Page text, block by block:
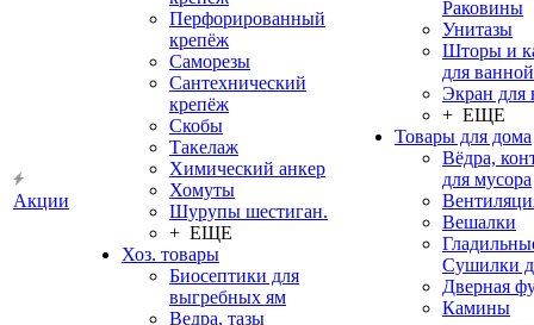
Акции
Перфорированный
крепёж
Саморезы
Сантехнический
крепёж
Скобы
Такелаж
Химический анкер
Хомуты
Шурупы шестиган.
+ ЕЩЕ
Хоз. товары
Биосептики для
выгребных ям
Ведра, тазы
Раковины
Унитазы
Шторы и
для ванной
Экран для
+ ЕЩЕ
Товары для дома
Вёдра,
для мусора
Вешалки
Сушилки
Дверная
Камины